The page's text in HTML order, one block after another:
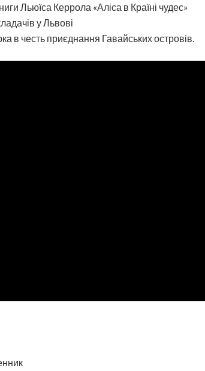
Льюїса Керрола «Аліса в Країні чудес»
у Львові
в честь приєднання Гавайських островів.